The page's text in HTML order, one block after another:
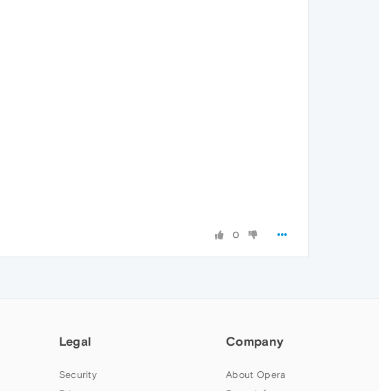
0
Legal
Security
Company
About Opera